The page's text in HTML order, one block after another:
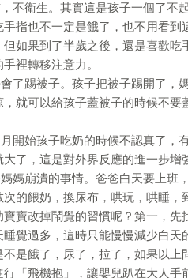
不衛生。其實這是孩子一個了不
指也不一定是餓了，也不用看
如果到了半歲之後，還是喜歡吃
裡轉移注意力。
了踢被子。孩子把被子踢開了，
就可以給孩子蓋被子的時候不要
開始孩子吃奶的時候不認真了，
了，這是對外界反應的進一步增
媽崩潰的事情。爸爸白天要上班
的餵奶，換尿布，哄玩，哄睡，
寶改掉鬧覺的習慣呢？第一，先
覺過多，這時只能慢慢減少白天
是餓了，尿了，拉了，如果以上
「飛機抱」，讓嬰兒趴在大人手